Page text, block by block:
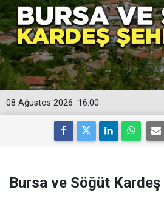
16:00
08 Ağustos 2026
Bursa ve Söğüt Kardeş